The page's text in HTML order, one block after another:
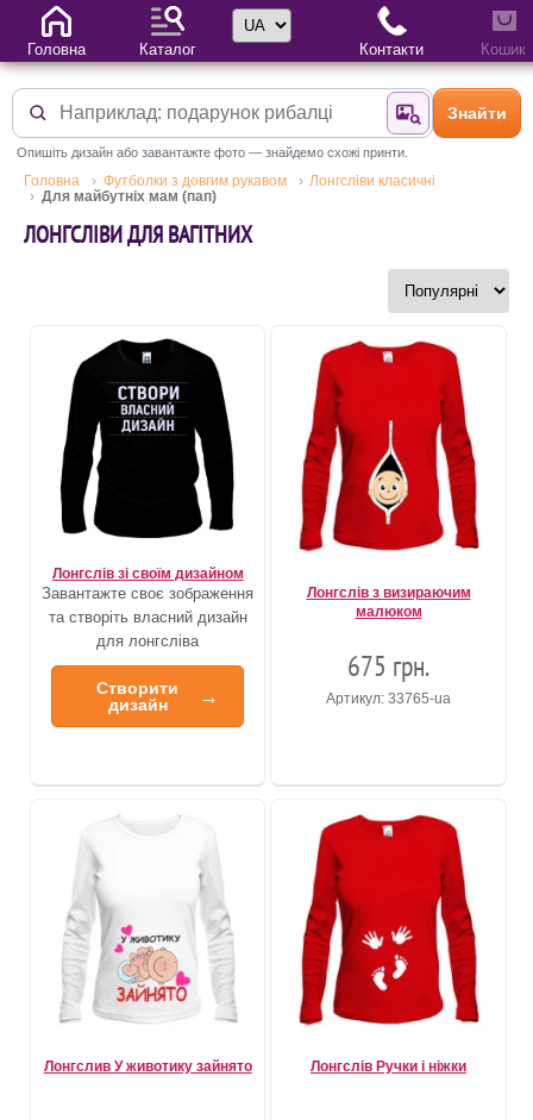
Знайти за
Знайти
Опишіть дизайн або завантажте фото — знайдемо схожі принти.
Головна Футболки з довгим рукавом
Лонгсліви класичні
Для майбутніх мам (пап)
ЛОНГСЛІВИ ДЛЯ ВАГІТНИХ
Лонгслів зі своїм дизайном
Завантажте своє зображення
та створіть власний дизайн
для лонгсліва
Створити
дизайн
→
Лонгслів з визираючим
малюком
675 грн.
Артикул: 33765-ua
Лонгслив У животику зайнято Лонгслів Ручки і ніжки
Головна Каталог
Вибір мови
Контакти Кошик